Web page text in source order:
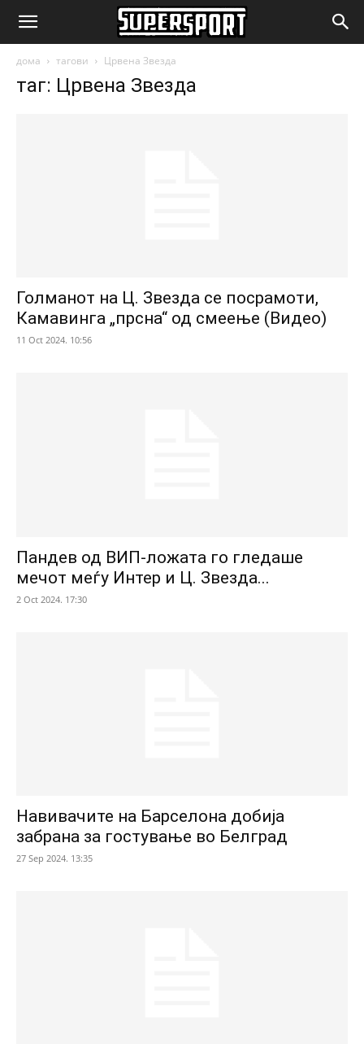
SuperSport.mk
дома тагови Црвена Звезда
таг: Црвена Звезда
Голманот на Ц. Звезда се посрамоти,
Камавинга „прсна“ од смеење (Видео)
11 Oct 2024. 10:56
Пандев од ВИП-ложата го гледаше
мечот меѓу Интер и Ц. Звезда...
2 Oct 2024. 17:30
Навивачите на Барселона добија
забрана за гостување во Белград
27 Sep 2024. 13:35